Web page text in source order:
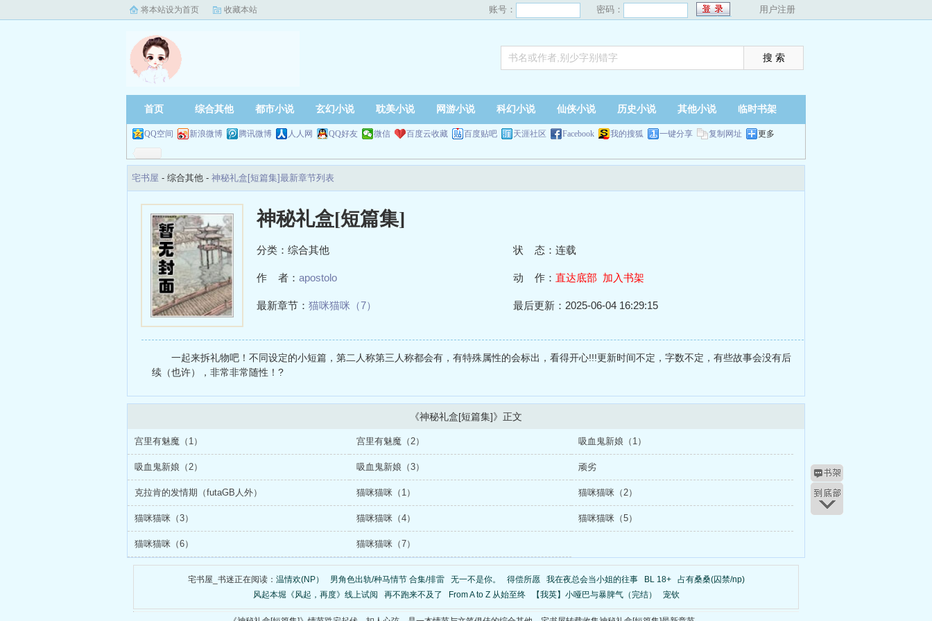
将本站设为首页 收藏本站 账号： 密码： 用户注册
首页 综合其他 都市小说 玄幻小说 耽美小说 网游小说 科幻小说 仙侠小说 历史小说 其他小说 临时书架
QQ空间 新浪微博 腾讯微博 人人网 QQ好友 微信 百度云收藏 百度贴吧 天涯社区 Facebook 我的搜狐 一键分享 复制网址 更多
宅书屋 - 综合其他 - 神秘礼盒[短篇集]最新章节列表
神秘礼盒[短篇集]
分类：综合其他 状 态：连载
作 者： apostolo 动 作： 直达底部 加入书架
最新章节： 猫咪猫咪（7） 最后更新：2025-06-04 16:29:15
一起来拆礼物吧！不同设定的小短篇，第二人称第三人称都会有，有特殊属性的会标出，看得开心!!!更新时间不定，字数不定，有些故事会没有后
续（也许），非常非常随性！?
《神秘礼盒[短篇集]》正文
宫里有魅魔（1） 宫里有魅魔（2） 吸血鬼新娘（1）
吸血鬼新娘（2） 吸血鬼新娘（3） 顽劣
克拉肯的发情期（futaGB人外） 猫咪猫咪（1） 猫咪猫咪（2）
猫咪猫咪（3） 猫咪猫咪（4） 猫咪猫咪（5）
猫咪猫咪（6） 猫咪猫咪（7）
宅书屋_书迷正在阅读： 温情欢(NP） 男角色出轨/种马情节 合集/排雷 无一不是你。 得偿所愿 我在夜总会当小姐的往事 BL 18+
占有桑桑(囚禁/np)
风起本堀《风起，再度》线上试阅
再不跑来不及了 From A to Z 从始至终 【我英】小哑巴与暴脾气（完结） 宠钦